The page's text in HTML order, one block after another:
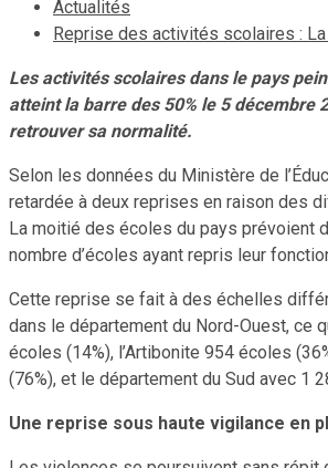
Actualités
Reprise des activités scolaires :
Les activités scolaires dans le pays
atteint la barre des 50% le 5 décembre
retrouver sa normalité.
Selon les données du Ministère de
retardée à deux reprises en raison des
La moitié des écoles du pays prévoient
nombre d’écoles ayant repris leur
Cette reprise se fait à des échelles
dans le département du Nord-Ouest, ce
écoles (14%), l’Artibonite 954 écoles
(76%), et le département du Sud avec 1
Une reprise sous haute vigilance en